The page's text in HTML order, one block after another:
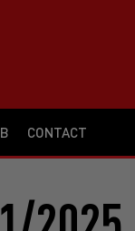
CONTACT